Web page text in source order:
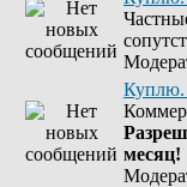
Куплю.
месяц!